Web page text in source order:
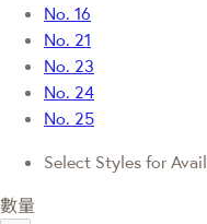
No. 16
No. 21
No. 23
No. 24
No. 25
Select Styles for
數量